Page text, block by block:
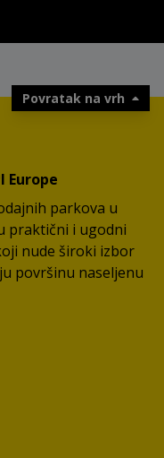
Povratak na vrh
Europe
parkova u
praktični i ugodni
nude široki izbor
površinu naseljenu